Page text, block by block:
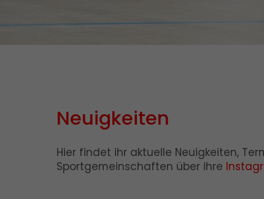
Neuigkeiten
Hier findet ihr aktuelle Neuigkeiten,
Sportgemeinschaften über ihre